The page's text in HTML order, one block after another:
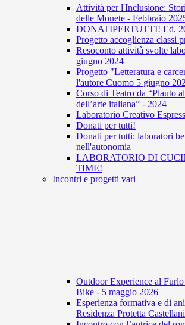
Attività per l'Inclusione:
delle Monete - Febbraio
DONATIPERTUTTI! Ed.
Progetto accoglienza classi
Resoconto attività svolte
giugno 2024
Progetto "Letteratura e
l'autore Cuomo 5 giugno
Corso di Teatro da “Plauto
dell’arte italiana” - 2024
Laboratorio Creativo
Donati per tutti!
Donati per tutti: laboratori
nell'autonomia
LABORATORIO DI
TIME!
Incontri e progetti vari
Outdoor Experience al
Bike - 5 maggio 2026
Esperienza formativa e di
Residenza Protetta